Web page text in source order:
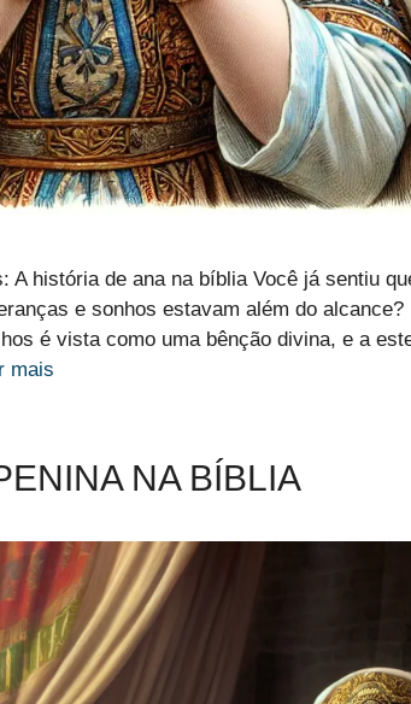
A história de ana na bíblia Você já sentiu
e sonhos estavam além do
é vista como uma bênção divina, e a
mais
NA BÍBLIA